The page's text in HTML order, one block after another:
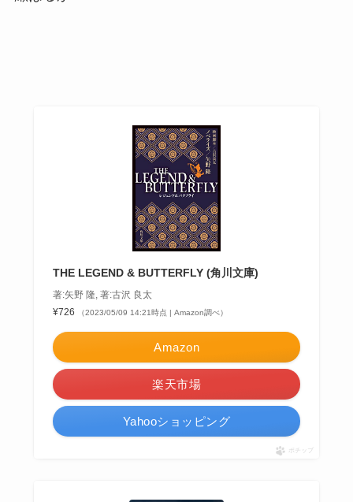
THE LEGEND & BUTTERFLY (角川文庫)
著:矢野 隆, 著:古沢 良太
¥726
（2023/05/09 14:21時点 | Amazon調べ）
Amazon
楽天市場
Yahooショッピング
ポチップ